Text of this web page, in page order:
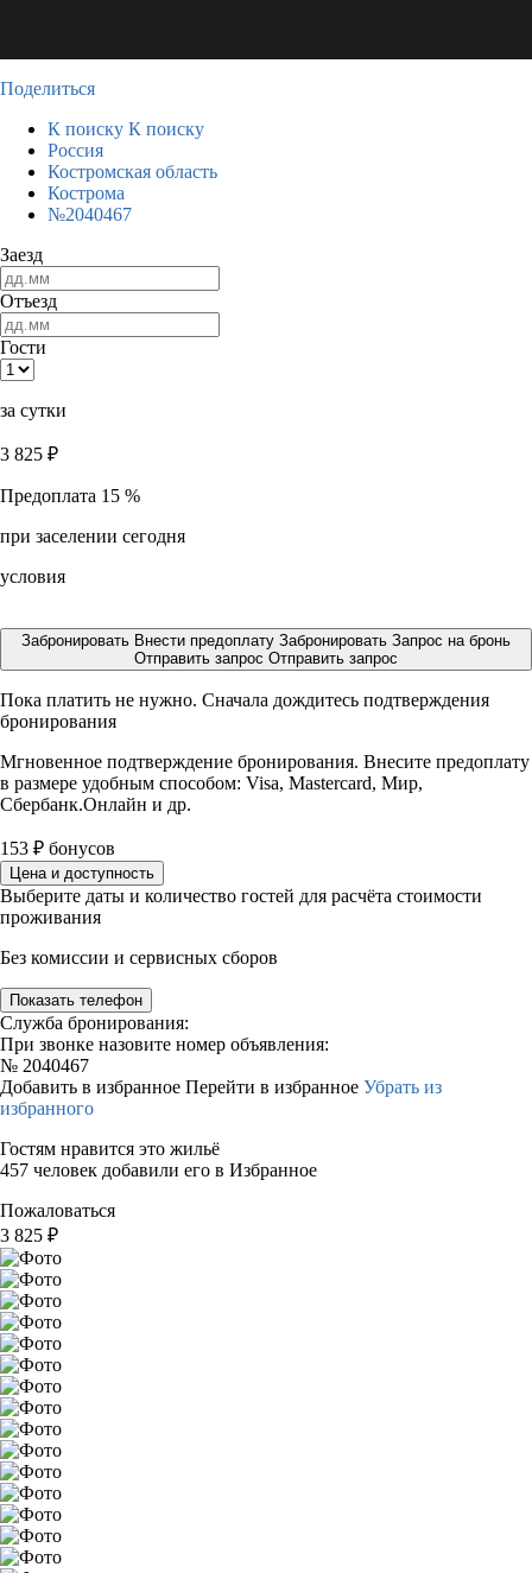
Поделиться
К поиску К поиску
Россия
Костромская область
Кострома
№2040467
Заезд
Отъезд
Гости
за сутки
3 825 ₽
Предоплата 15 %
при заселении сегодня
условия
Забронировать Внести предоплату Забронировать Запрос на бронь
Отправить запрос Отправить запрос
Пока платить не нужно. Сначала дождитесь подтверждения
бронирования
Мгновенное подтверждение бронирования. Внесите предоплату
в размере удобным способом: Visa, Mastercard, Мир,
Сбербанк.Онлайн и др.
153 ₽ бонусов
Цена и доступность
Выберите даты и количество гостей для расчёта стоимости
проживания
Без комиссии и сервисных сборов
Показать телефон
Служба бронирования:
При звонке назовите номер объявления:
№ 2040467
Добавить в избранное Перейти в избранное Убрать из
избранного
Гостям нравится это жильё
457 человек добавили его в Избранное
Пожаловаться
3 825 ₽